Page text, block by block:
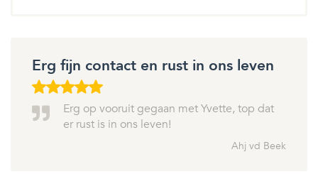
Erg fijn contact en rust in ons leven
Erg op vooruit gegaan met Yvette, top dat
er rust is in ons leven!
Ahj vd Beek